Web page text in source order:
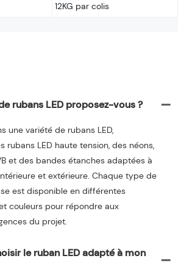
12KG par colis
rubans LED proposez-vous ?
une variété de rubans LED,
rubans LED haute tension, des néons,
et des bandes étanches adaptées à
et extérieure. Chaque type de
est disponible en différentes
couleurs pour répondre aux
du projet.
le ruban LED adapté à mon